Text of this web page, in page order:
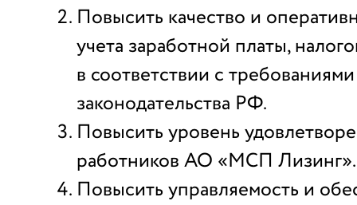
Повысить качество и
учета заработной платы,
в соответствии с требованиями
законодательства РФ.
Повысить уровень
работников АО «МСП Лизинг».
Повысить управляемость и